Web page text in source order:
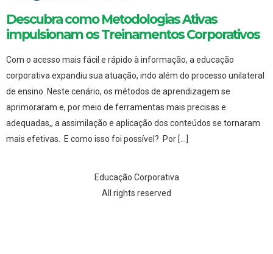
Descubra como Metodologias Ativas
impulsionam os Treinamentos Corporativos
Com o acesso mais fácil e rápido à informação, a educação
corporativa expandiu sua atuação, indo além do processo unilateral
de ensino. Neste cenário, os métodos de aprendizagem se
aprimoraram e, por meio de ferramentas mais precisas e
adequadas,, a assimilação e aplicação dos conteúdos se tornaram
mais efetivas. E como isso foi possível? Por […]
Educação Corporativa
All rights reserved